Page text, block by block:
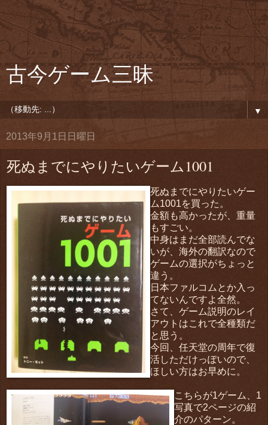
古今ゲーム三昧
▼
2013年9月1日日曜日
死ぬまでにやりたいゲーム1001
死ぬまでにやりたいゲー
ム1001を買った。
金額も高かったが、重量
もすごい。
中身はまだ全部読んでな
いが、海外の翻訳なので
ゲームの選択がちょっと
違う。
日本ファルコムとか入っ
てないんですよ全然。
さて、ゲーム説明のレイ
アウトはこれで全種類だ
と思う。
今回、任天堂の周年で復
活しただけっぽいので、
ほしい方はお早めに。
こちらが1ゲーム、1
写真で2ページの紹
介のパターン。